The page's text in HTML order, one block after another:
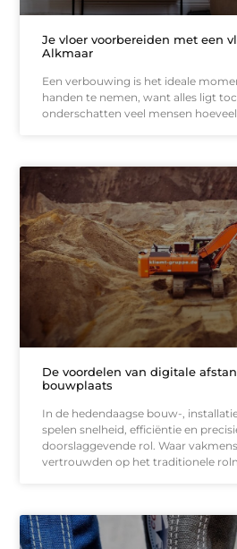
Je vloer voorbereiden met een
Alkmaar
Een verbouwing is het ideale
handen te nemen, want alles ligt
onderschatten veel mensen
De voordelen van digitale
bouwplaats
In de hedendaagse bouw-,
spelen snelheid, efficiëntie en
doorslaggevende rol. Waar
vertrouwden op het traditionele